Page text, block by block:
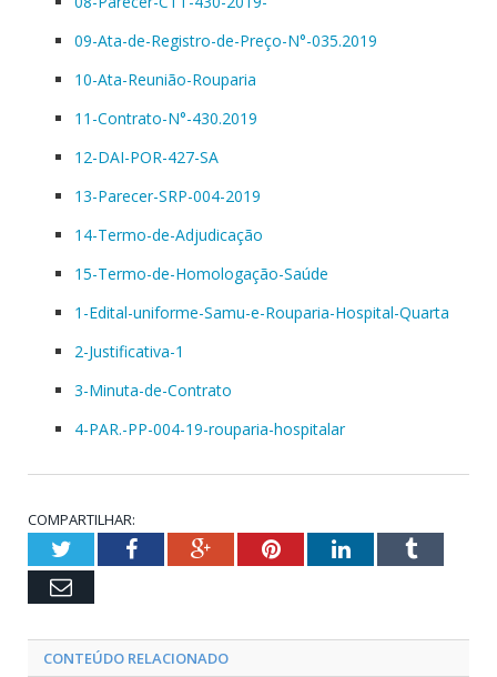
09-Ata-de-Registro-de-Preço-N°-035.2019
10-Ata-Reunião-Rouparia
11-Contrato-N°-430.2019
12-DAI-POR-427-SA
13-Parecer-SRP-004-2019
14-Termo-de-Adjudicação
15-Termo-de-Homologação-Saúde
1-Edital-uniforme-Samu-e-Rouparia-Hospital-Quarta
2-Justificativa-1
3-Minuta-de-Contrato
4-PAR.-PP-004-19-rouparia-hospitalar
COMPARTILHAR:
TwitterFacebookGoogle+PinterestLinkedInTumblr
Email
CONTEÚDO RELACIONADO